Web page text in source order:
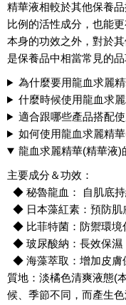
精華液相較於其他保養
比例的活性成分，也能
本身的功效之外，對於
是保養品中相當常見的品
為什麼要用龍血求麗
什麼時候使用龍血求
適合跟哪些產品搭配使
如何使用龍血求麗精
龍血求麗精華(精華液)
主要成分＆功效：
◆ 秘魯龍血： 自肌底
◆ 日本藻紅素：預防肌
◆ 比菲特菌：防禦環境
◆ 玻尿酸納：長效保濕
◆ 海藻萃取：增加皮膚
質地：淡橘色清爽液態(
候、季節不同，而產生